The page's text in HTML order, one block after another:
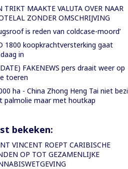
TRIKT MAAKTE VALUTA OVER NAAR
ZONDER OMSCHRIJVING
is reden van coldcase-moord’
1800 koopkrachtversterking gaat
in
FAKENEWS pers draait weer op
toeren
ha - China Zhong Heng Tai niet
palmolie maar met houtkap
bekeken:
VINCENT ROEPT CARIBISCHE
OP TOT GEZAMENLIJKE